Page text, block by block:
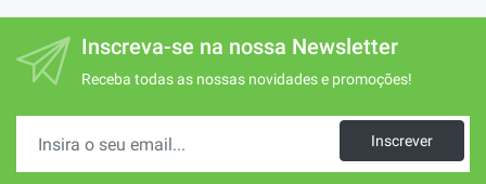
Inscreva-se na nossa Newsletter
Receba todas as nossas novidades e promoções!
Inscrever